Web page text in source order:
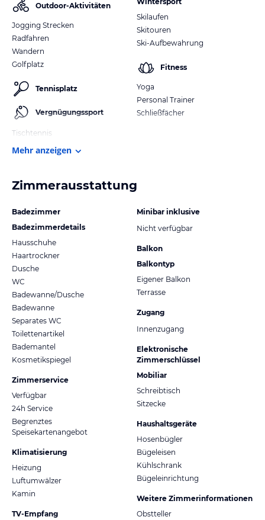
Outdoor-Aktivitäten
Jogging Strecken
Radfahren
Wandern
Golfplatz
Tennisplatz
Vergnügungssport
Tischtennis
Skilaufen
Skitouren
Ski-Aufbewahrung
Fitness
Yoga
Personal Trainer
Schließfächer
Mehr anzeigen
Zimmerausstattung
Badezimmer
Badezimmerdetails
Hausschuhe
Haartrockner
Dusche
WC
Badewanne/Dusche
Badewanne
Separates WC
Toilettenartikel
Bademantel
Kosmetikspiegel
Zimmerservice
Verfügbar
24h Service
Begrenztes
Speisekartenangebot
Klimatisierung
Heizung
Luftumwälzer
Kamin
TV-Empfang
Minibar inklusive
Nicht verfügbar
Balkon
Balkontyp
Eigener Balkon
Terrasse
Zugang
Innenzugang
Elektronische
Zimmerschlüssel
Mobiliar
Schreibtisch
Sitzecke
Haushaltsgeräte
Hosenbügler
Bügeleisen
Kühlschrank
Bügeleinrichtung
Weitere Zimmerinformationen
Obstteller